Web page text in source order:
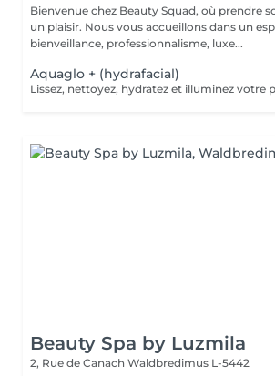
Bienvenue chez Beauty Squad, où prendre
un plaisir. Nous vous accueillons dans un
bienveillance, professionnalisme, luxe...
Aquaglo + (hydrafacial)
Beauty Spa by Luzmila
2, Rue de Canach Waldbredimus L-5442